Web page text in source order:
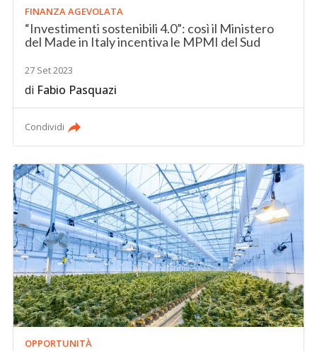
FINANZA AGEVOLATA
“Investimenti sostenibili 4.0”: così il Ministero
del Made in Italy incentiva le MPMI del Sud
27 Set 2023
di Fabio Pasquazi
Condividi
OPPORTUNITÀ